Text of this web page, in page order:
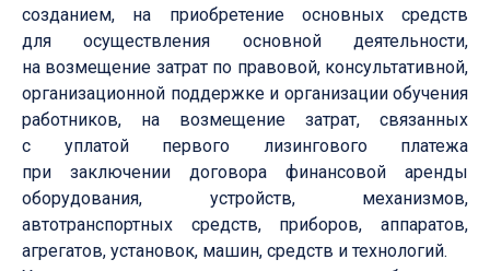
созданием, на приобретение основных средств
для осуществления основной деятельности,
на возмещение затрат по правовой, консультативной,
организационной поддержке и организации обучения
работников, на возмещение затрат, связанных
с уплатой первого лизингового платежа
при заключении договора финансовой аренды
оборудования, устройств, механизмов,
автотранспортных средств, приборов, аппаратов,
агрегатов, установок, машин, средств и технологий.